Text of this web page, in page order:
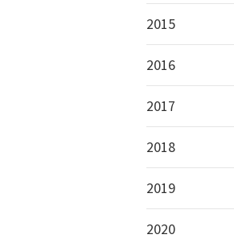
2015
2016
2017
2018
2019
2020